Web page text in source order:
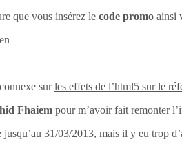
que vous insérez le code promo ainsi
surles effets de l’html5 sur le
Fhaiem pour m’avoir fait remonter
31/03/2013, mais il y eu trop